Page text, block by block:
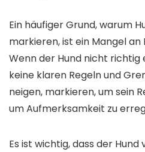
Ein häufiger Grund, warum
markieren, ist ein Mangel an
Wenn der Hund nicht richtig
keine klaren Regeln und
neigen, markieren, um sein
um Aufmerksamkeit zu
Es ist wichtig, dass der